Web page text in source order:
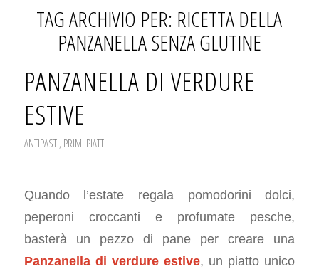
TAG ARCHIVIO PER: RICETTA DELLA
PANZANELLA SENZA GLUTINE
PANZANELLA DI VERDURE
ESTIVE
ANTIPASTI, PRIMI PIATTI
Quando l’estate regala pomodorini dolci,
peperoni croccanti e profumate pesche,
basterà un pezzo di pane per creare una
Panzanella di verdure estive, un piatto unico